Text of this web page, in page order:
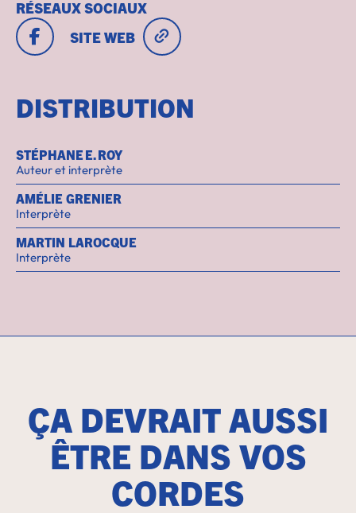
RÉSEAUX SOCIAUX
SITE WEB
DISTRIBUTION
STÉPHANE E. ROY
Auteur et interprète
AMÉLIE GRENIER
Interprète
MARTIN LAROCQUE
Interprète
ÇA DEVRAIT AUSSI
ÊTRE DANS VOS
CORDES